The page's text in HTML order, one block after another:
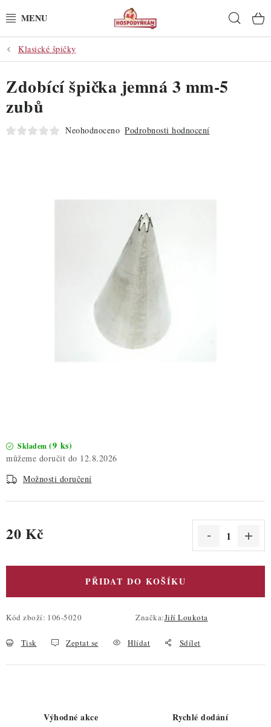
na
POTŘEBY
POMŮCKY
SUROVINY
DÁRKOVÉ POUKAZY
TÉMATICKÉ PRODUKTY
Nepřevzetí zásilky na dobírku
Hodnocení obchodu
Podmínky ochrany osobních údajů
Klasické špičky
Skladem (9 ks)
12.8.2026
Možnosti doručení
20 Kč
PŘIDAT DO KOŠÍKU
Kód zboží: 106-5020 Značka:Jiří Loukota
Tisk Zeptat se Hlídat Sdílet
Zdobící špička jemná 3 mm-5
zubů
Neohodnoceno Podrobnosti hodnocení
Výhodné akce Rychlé dodání